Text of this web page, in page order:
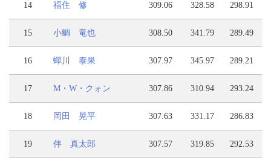
14 福住 修 309.06 328.58 298.91
15 小鯛 竜也 308.50 341.79 289.49
16 蟬川 泰果 307.97 345.97 289.21
17 M・W・クォン 307.86 310.94 293.24
18 岡田 晃平 307.63 331.17 286.83
19 伴 真太郎 307.57 319.85 292.53